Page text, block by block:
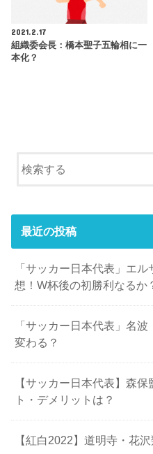
2021.2.17
組織委会長：橋本聖子五輪相に一
本化？
最近の投稿
「サッカー日本代表」エ
想！W杯後の初勝利なるか
「サッカー日本代表」名
変わる？
【サッカー日本代表】森
ト・デメリットは？
【紅白2022】道明寺・花